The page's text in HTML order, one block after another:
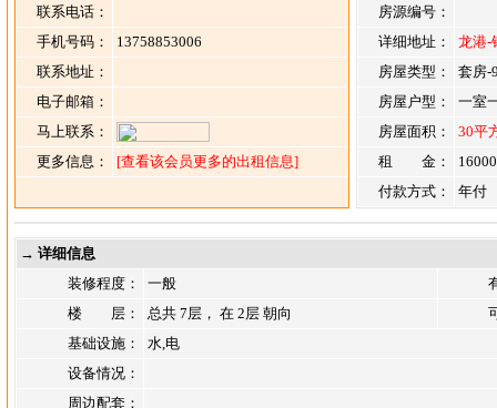
联系电话：
手机号码：
13758853006
联系地址：
电子邮箱：
马上联系：
更多信息：
[查看该会员更多的出租信息]
房源编号：
详细地址：
龙港-
房屋类型：
套房-
房屋户型：
一室
房屋面积：
30平
租 金：
付款方式：
年付
→ 详细信息
装修程度：
一般
楼 层：
总共 7层， 在 2层 朝向
基础设施：
水,电
设备情况：
周边配套：